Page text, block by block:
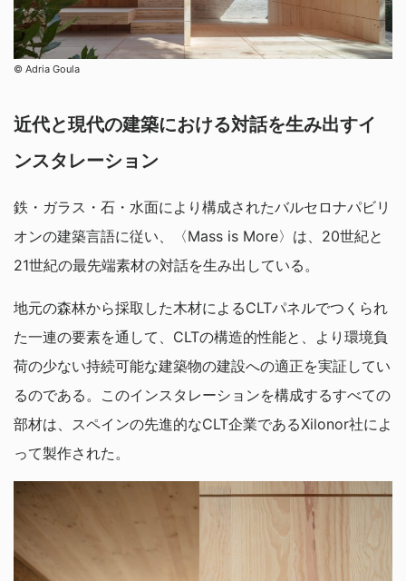
© Adria Goula
近代と現代の建築における対話を生み出すイ
ンスタレーション
鉄・ガラス・石・水面により構成されたバルセロナパビリ
オンの建築言語に従い、〈Mass is More〉は、20世紀と
21世紀の最先端素材の対話を生み出している。
地元の森林から採取した木材によるCLTパネルでつくられ
た一連の要素を通して、CLTの構造的性能と、より環境負
荷の少ない持続可能な建築物の建設への適正を実証してい
るのである。このインスタレーションを構成するすべての
部材は、スペインの先進的なCLT企業であるXilonor社によ
って製作された。